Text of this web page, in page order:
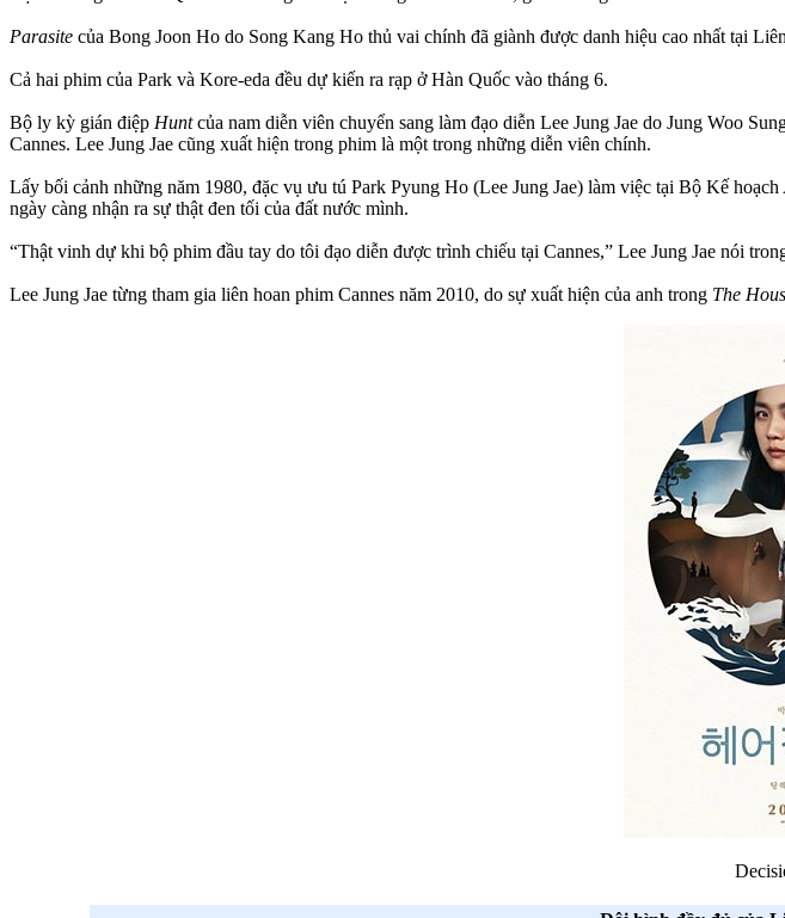
Parasite của Bong Joon Ho do Song Kang Ho thủ vai chính đã giành được danh hiệu cao nhất tại
Cả hai phim của Park và Kore-eda đều dự kiến ​​ra rạp ở Hàn Quốc vào tháng 6.
Bộ ly kỳ gián điệp Huntcủa nam diễn viên chuyển sang làm đạo diễn Lee Jung Jae do Jung Woo
Cannes. Lee Jung Jae cũng xuất hiện trong phim là một trong những diễn viên chính.
Lấy bối cảnh những năm 1980, đặc vụ ưu tú Park Pyung Ho (Lee Jung Jae) làm việc tại Bộ Kế
ngày càng nhận ra sự thật đen tối của đất nước mình.
“Thật vinh dự khi bộ phim đầu tay do tôi đạo diễn được trình chiếu tại Cannes,” Lee Jung Jae nói
Lee Jung Jae từng tham gia liên hoan phim Cannes năm 2010, do sự xuất hiện của anh trong The